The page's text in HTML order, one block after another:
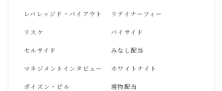
レバレッジド・バイアウト リテイナーフィー
リスケ バイサイド
セルサイド みなし配当
マネジメントインタビュー ホワイトナイト
ポイズン・ピル 現物配当